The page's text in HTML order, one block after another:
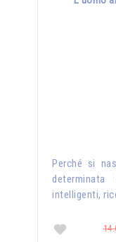
Perché si
intelligenti,